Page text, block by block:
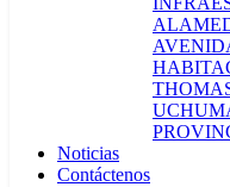
Noticias
Contáctenos